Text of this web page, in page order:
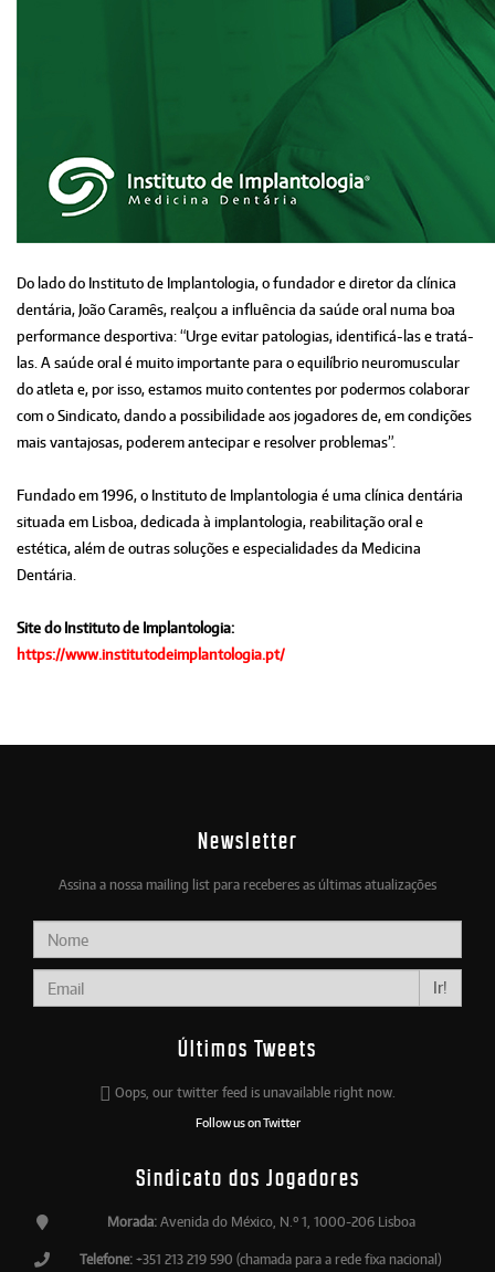
Do lado do Instituto de Implantologia, o fundador e diretor da clínica
dentária, João Caramês, realçou a influência da saúde oral numa boa
performance desportiva: “Urge evitar patologias, identificá-las e tratá-
las. A saúde oral é muito importante para o equilíbrio neuromuscular
do atleta e, por isso, estamos muito contentes por podermos colaborar
com o Sindicato, dando a possibilidade aos jogadores de, em condições
mais vantajosas, poderem antecipar e resolver problemas”.
Fundado em 1996, o Instituto de Implantologia é uma clínica dentária
situada em Lisboa, dedicada à implantologia, reabilitação oral e
estética, além de outras soluções e especialidades da Medicina
Dentária.
Site do Instituto de Implantologia:
https://www.institutodeimplantologia.pt/
Newsletter
Assina a nossa mailing list para receberes as últimas atualizações
Ir!
Últimos Tweets
Oops, our twitter feed is unavailable right now.
Follow us on Twitter
Sindicato dos Jogadores
Morada:Avenida do México, N.º 1, 1000-206 Lisboa
Telefone: +351 213 219 590 (chamada para a rede fixa nacional)